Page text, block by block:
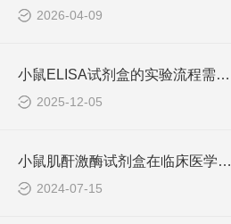
2026-04-09
小鼠ELISA试剂盒的实验流程需要标准化
2025-12-05
小鼠肌酐激酶试剂盒在临床医学中具有重要意义
2024-07-15